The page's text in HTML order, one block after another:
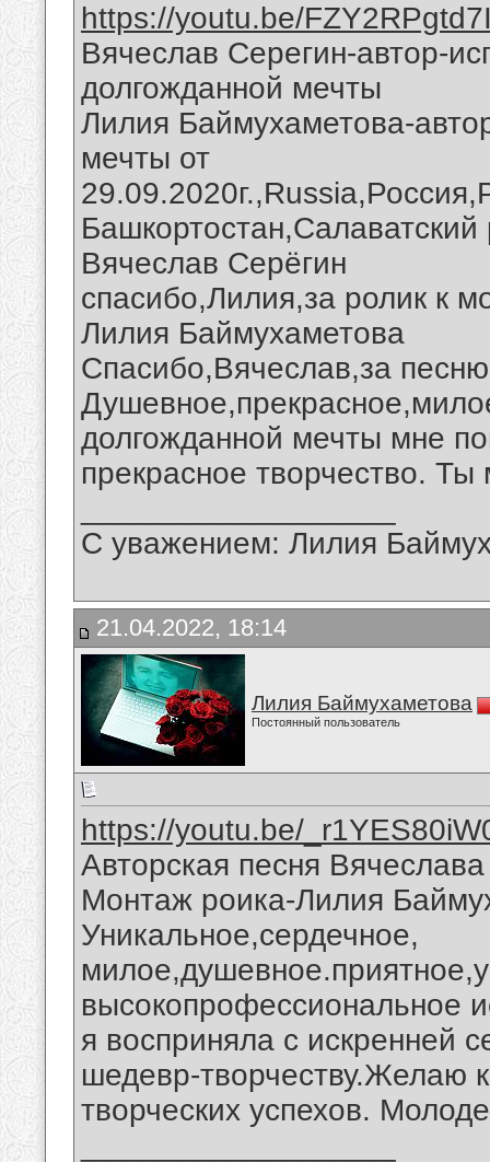
https://youtu.be/
Вячеслав Серегин-автор-
долгожданной мечты
Лилия Баймухаметова-
мечты от
Вячеслав Серёгин
спасибо,Лилия,за ролик к
Лилия Баймухаметова
Спасибо,Вячеслав,за
долгожданной мечты мне
прекрасное творчество.
С уважением: Лилия
21.04.2022, 18:14
Лилия Баймухаметова
Постоянный пользователь
https://youtu.be/
Авторская песня
Монтаж роика-Лилия
Уникальное,сердечное,
высокопрофессиональное
я восприняла с искренней
шедевр-творчеству.Желаю
творческих успехов.